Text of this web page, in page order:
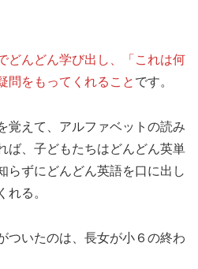
どんどん学び出し、「これは何
問をもってくれることです。
覚えて、アルファベットの読み
ば、子どもたちはどんどん英単
らずにどんどん英語を口に出し
る。
ついたのは、長女が小６の終わ